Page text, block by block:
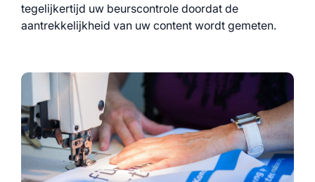
tegelijkertijd uw beurscontrole doordat de
aantrekkelijkheid van uw content wordt gemeten.